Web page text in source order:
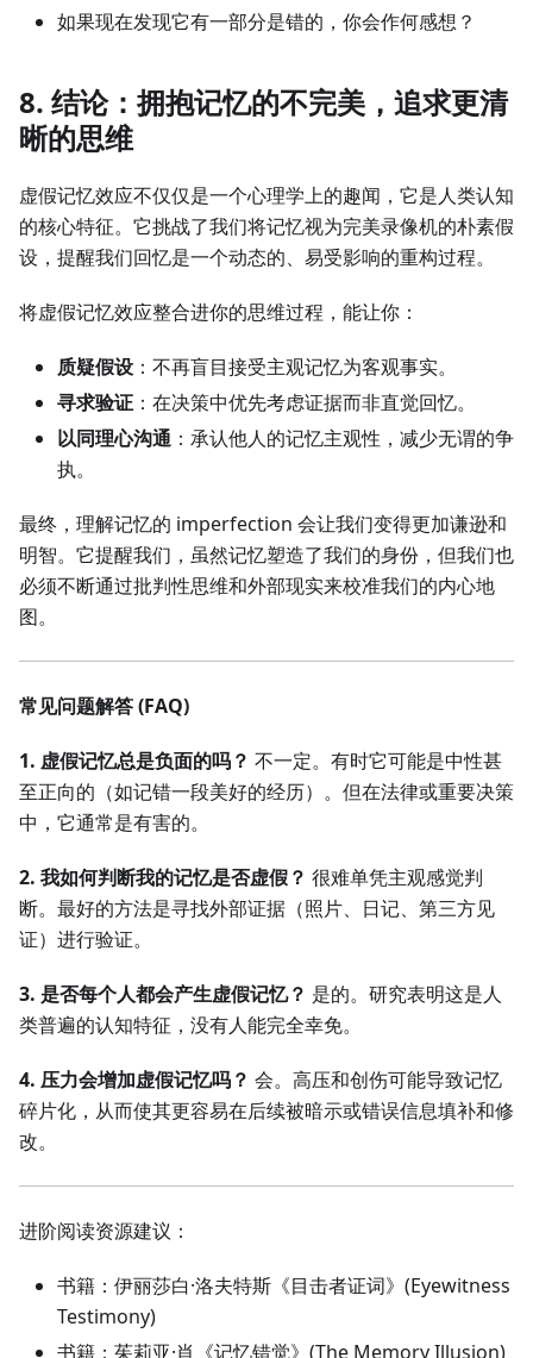
如果现在发现它有一部分是错的，你会作何感想？
8. 结论：拥抱记忆的不完美，追求更清
晰的思维
虚假记忆效应不仅仅是一个心理学上的趣闻，它是人类认知
的核心特征。它挑战了我们将记忆视为完美录像机的朴素假
设，提醒我们回忆是一个动态的、易受影响的重构过程。
将虚假记忆效应整合进你的思维过程，能让你：
质疑假设 ：不再盲目接受主观记忆为客观事实。
寻求验证 ：在决策中优先考虑证据而非直觉回忆。
以同理心沟通 ：承认他人的记忆主观性，减少无谓的争
执。
最终，理解记忆的 imperfection 会让我们变得更加谦逊和
明智。它提醒我们，虽然记忆塑造了我们的身份，但我们也
必须不断通过批判性思维和外部现实来校准我们的内心地
图。
常见问题解答 (FAQ)
1. 虚假记忆总是负面的吗？ 不一定。有时它可能是中性甚
至正向的（如记错一段美好的经历）。但在法律或重要决策
中，它通常是有害的。
2. 我如何判断我的记忆是否虚假？ 很难单凭主观感觉判
断。最好的方法是寻找外部证据（照片、日记、第三方见
证）进行验证。
3. 是否每个人都会产生虚假记忆？ 是的。研究表明这是人
类普遍的认知特征，没有人能完全幸免。
4. 压力会增加虚假记忆吗？ 会。高压和创伤可能导致记忆
碎片化，从而使其更容易在后续被暗示或错误信息填补和修
改。
进阶阅读资源建议：
书籍：伊丽莎白·洛夫特斯《目击者证词》(Eyewitness
Testimony)
书籍：茱莉亚·肖《记忆错觉》(The Memory Illusion)